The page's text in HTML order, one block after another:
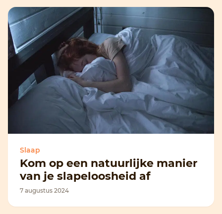
Slaap
Kom op een natuurlijke manier
van je slapeloosheid af
7 augustus 2024